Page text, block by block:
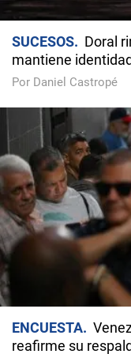
SUCESOS
Doral
mantiene
Por Daniel Castropé
ENCUESTA
reafirme su